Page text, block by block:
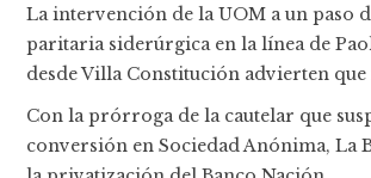
La intervención de la UOM a un paso
paritaria siderúrgica en la línea de
desde Villa Constitución advierten
Con la prórroga de la cautelar que
conversión en Sociedad Anónima, La